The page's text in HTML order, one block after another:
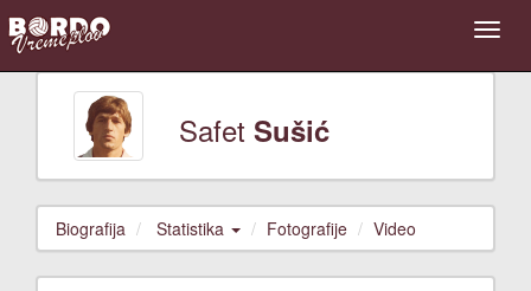
Safet Sušić
Biografija Statistika Fotografije Video